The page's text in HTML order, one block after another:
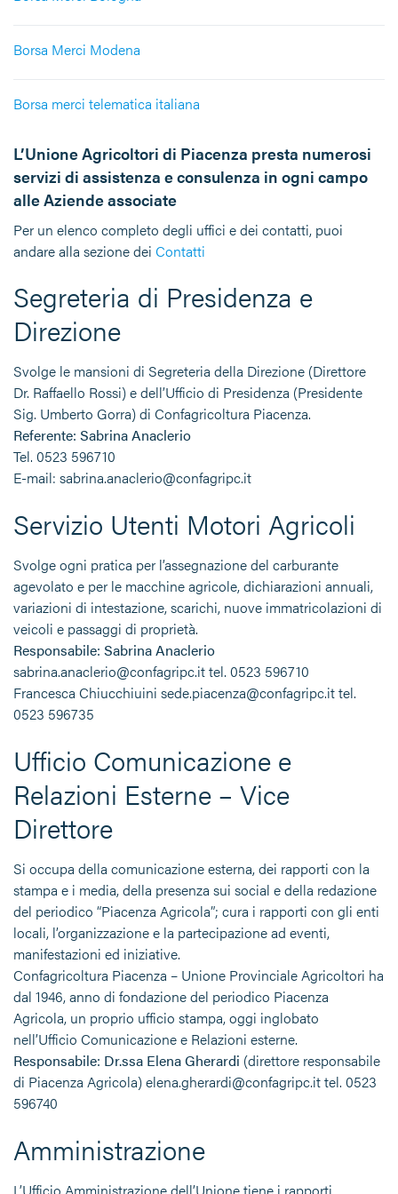
Borsa Merci Modena
Borsa merci telematica italiana
L’Unione Agricoltori di Piacenza presta numerosi
servizi di assistenza e consulenza in ogni campo
alle Aziende associate
Per un elenco completo degli uffici e dei contatti, puoi
andare alla sezione dei Contatti
Segreteria di Presidenza e
Direzione
Svolge le mansioni di Segreteria della Direzione (Direttore
Dr. Raffaello Rossi) e dell’Ufficio di Presidenza (Presidente
Sig. Umberto Gorra) di Confagricoltura Piacenza.
Referente: Sabrina Anaclerio
Tel. 0523 596710
E-mail: sabrina.anaclerio@confagripc.it
Servizio Utenti Motori Agricoli
Svolge ogni pratica per l’assegnazione del carburante
agevolato e per le macchine agricole, dichiarazioni annuali,
variazioni di intestazione, scarichi, nuove immatricolazioni di
veicoli e passaggi di proprietà.
Responsabile: Sabrina Anaclerio
sabrina.anaclerio@confagripc.it tel. 0523 596710
Francesca Chiucchiuini sede.piacenza@confagripc.it tel.
0523 596735
Ufficio Comunicazione e
Relazioni Esterne – Vice
Direttore
Si occupa della comunicazione esterna, dei rapporti con la
stampa e i media, della presenza sui social e della redazione
del periodico “Piacenza Agricola”; cura i rapporti con gli enti
locali, l’organizzazione e la partecipazione ad eventi,
manifestazioni ed iniziative.
Confagricoltura Piacenza – Unione Provinciale Agricoltori ha
dal 1946, anno di fondazione del periodico Piacenza
Agricola, un proprio ufficio stampa, oggi inglobato
nell’Ufficio Comunicazione e Relazioni esterne.
Responsabile: Dr.ssa Elena Gherardi (direttore responsabile
di Piacenza Agricola) elena.gherardi@confagripc.it tel. 0523
596740
Amministrazione
L’Ufficio Amministrazione dell’Unione tiene i rapporti